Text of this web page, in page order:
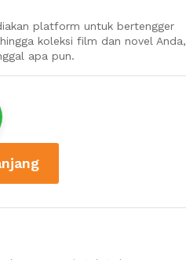
platform untuk bertengger
koleksi film dan novel Anda,
apa pun.